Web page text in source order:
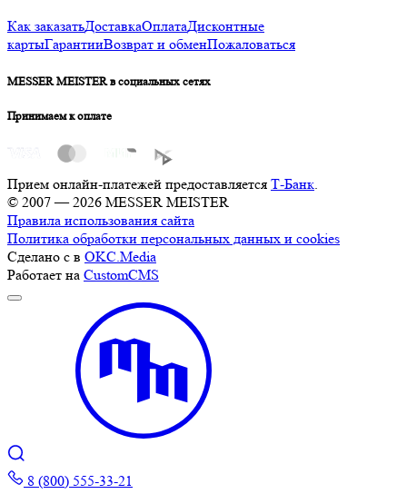
Как заказатьДоставкаОплатаДисконтные
картыГарантииВозврат и обменПожаловаться
MESSER MEISTER в социальных сетях
Принимаем к оплате
Прием онлайн-платежей предоставляется Т-Банк.
© 2007 — 2026 MESSER MEISTER
Правила использования сайта
Политика обработки персональных данных и cookies
Сделано с в OKC.Media
Работает на CustomCMS
8 (800) 555-33-21